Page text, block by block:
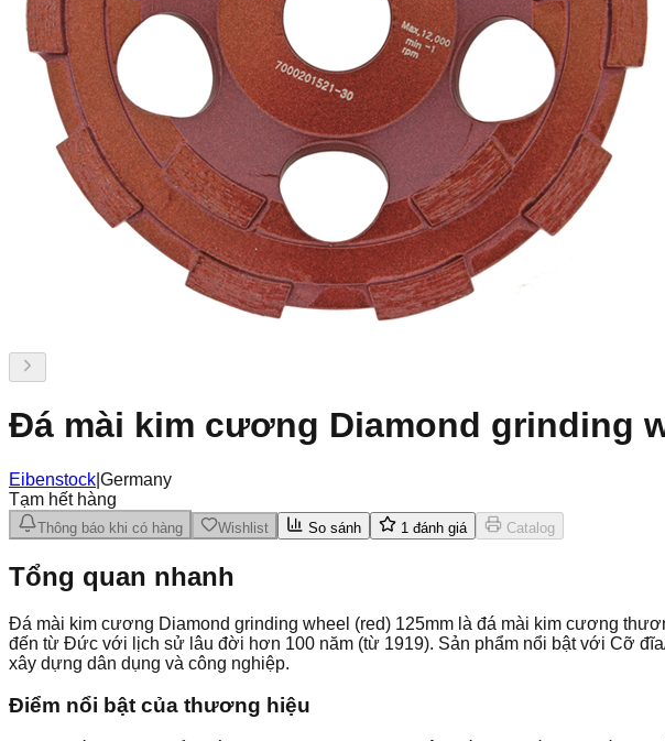
Đá mài kim cương Diamond grinding
Eibenstock Germany
Tạm hết hàng
Thông báo khi có hàng Wishlist So sánh 1 đánh giá Catalog
Tổng quan nhanh
Đá mài kim cương Diamond grinding wheel (red) 125mm là đá mài kim cương
đến từ Đức với lịch sử lâu đời hơn 100 năm (từ 1919). Sản phẩm nổi bật với Cỡ
xây dựng dân dụng và công nghiệp.
Điểm nổi bật của thương hiệu